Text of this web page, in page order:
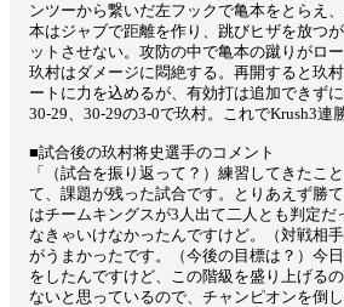
ンツーから繋いだ左フックで亀本をとらえ
本はジャブで距離を作り、跳びヒザを放つ
ットさせない。攻防の中で亀本の蹴りがロ
玖村はダメージに悶絶する。再開すると玖
ートに力を込めるが、有効打は追加できず
30-29、30-29の3-0で玖村。これでKrush3連
■試合後の玖村将史選手のコメント
「（試合を振り返って？）練習してきたこ
て、課題が残った試合です。とりあえず勝
はチームキングスが3人出て二人とも判定だ
なきゃいけなかったんですけど。（対戦相
がうまかったです。（今後の目標は？）今
をしたんですけど、この階級を盛り上げる
ないと思っているので、チャンピオンを倒